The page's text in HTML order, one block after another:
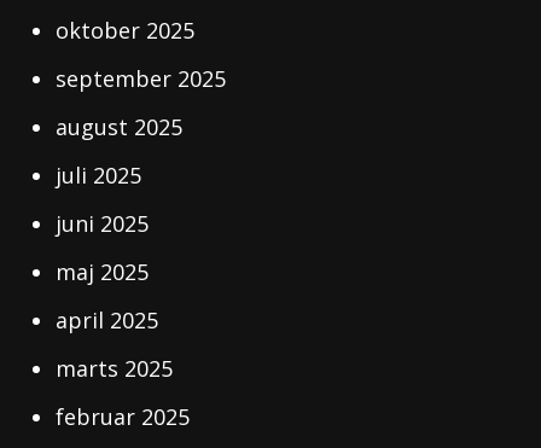
oktober 2025
september 2025
august 2025
juli 2025
juni 2025
maj 2025
april 2025
marts 2025
februar 2025